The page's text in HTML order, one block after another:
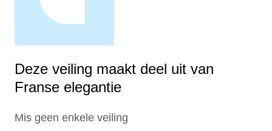
Deze veiling maakt deel uit van
Franse elegantie
Mis geen enkele veiling